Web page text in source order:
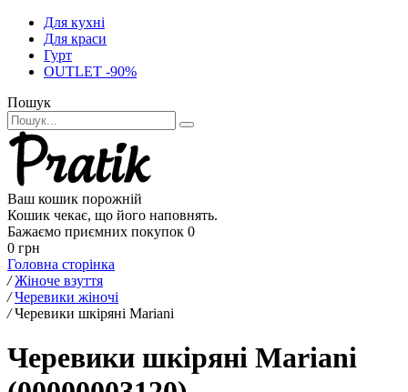
Для кухні
Для краси
Гурт
OUTLET -90%
Пошук
Ваш кошик порожній
Кошик чекає, що його наповнять.
Бажаємо приємних покупок 0
0 грн
Головна сторінка
/ Жіноче взуття
/ Черевики жіночі
/ Черевики шкіряні Mariani
Черевики шкіряні Mariani